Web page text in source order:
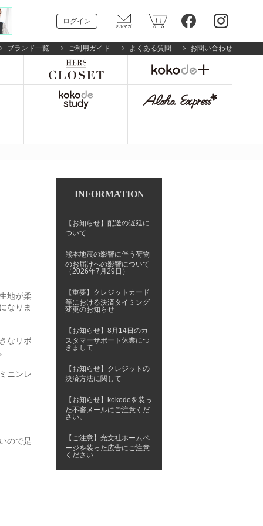
ログイン
ブランド一覧 ご利用ガイド よくある質問 お問い合わせ
地が柔
なりま
なリボ
ニンレ
ので是
INFORMATION
【お知らせ】配送の遅延に
ついて
熊本地震の影響に伴う荷物
のお届けへの影響について
（2026年7月29日）
【重要】クレジットカード
等における決済タイミング
変更のお知らせ
【お知らせ】8月14日のカ
スタマーサポート休業につ
きまして
【お知らせ】クレジットの
決済方法に関して
【お知らせ】kokodeを装っ
た不審メールにご注意くだ
さい。
【ご注意】光文社ホームペ
ージを装った広告にご注意
ください